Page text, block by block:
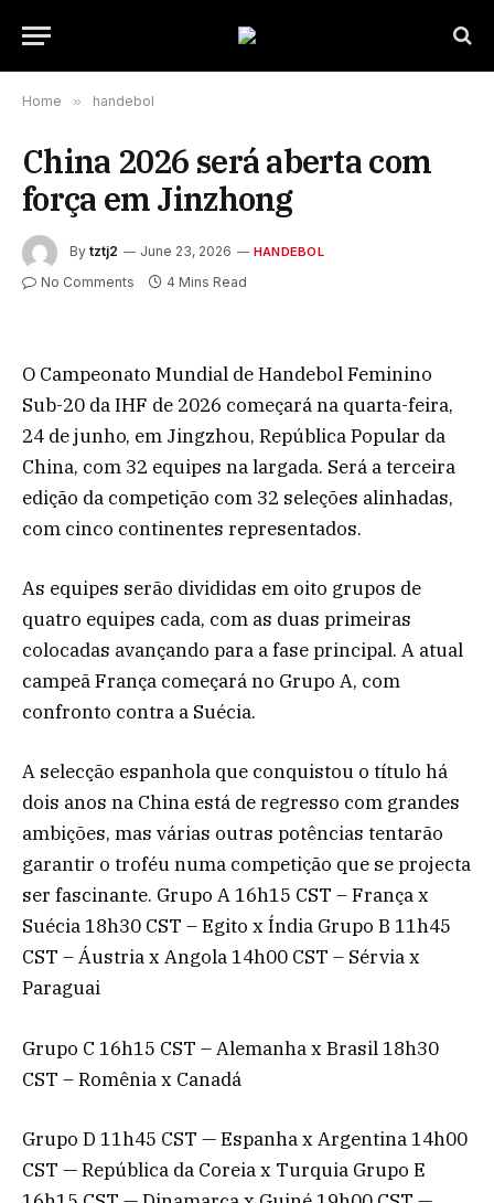
Home » handebol
China 2026 será aberta com
força em Jinzhong
By tztj2 June 23, 2026 HANDEBOL
No Comments 4 Mins Read
O Campeonato Mundial de Handebol Feminino
Sub-20 da IHF de 2026 começará na quarta-feira,
24 de junho, em Jingzhou, República Popular da
China, com 32 equipes na largada. Será a terceira
edição da competição com 32 seleções alinhadas,
com cinco continentes representados.
As equipes serão divididas em oito grupos de
quatro equipes cada, com as duas primeiras
colocadas avançando para a fase principal. A atual
campeã França começará no Grupo A, com
confronto contra a Suécia.
A selecção espanhola que conquistou o título há
dois anos na China está de regresso com grandes
ambições, mas várias outras potências tentarão
garantir o troféu numa competição que se projecta
ser fascinante. Grupo A 16h15 CST – França x
Suécia 18h30 CST – Egito x Índia Grupo B 11h45
CST – Áustria x Angola 14h00 CST – Sérvia x
Paraguai
Grupo C 16h15 CST – Alemanha x Brasil 18h30
CST – Romênia x Canadá
Grupo D 11h45 CST — Espanha x Argentina 14h00
CST — República da Coreia x Turquia Grupo E